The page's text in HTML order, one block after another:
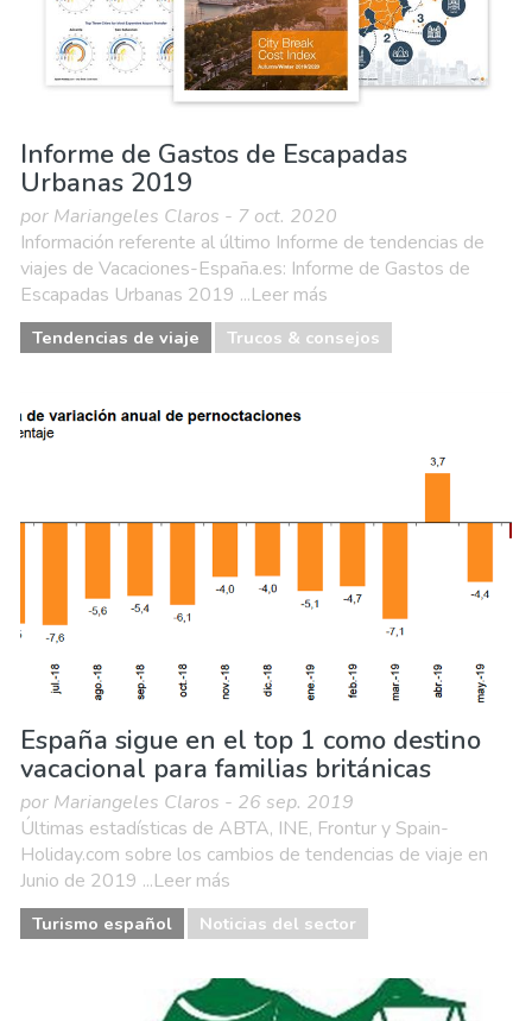
Informe de Gastos de Escapadas
Urbanas 2019
por Mariangeles Claros - 7 oct. 2020
Información referente al último Informe de tendencias de
viajes de Vacaciones-España.es: Informe de Gastos de
Escapadas Urbanas 2019 ...Leer más
Tendencias de viaje Trucos & consejos
España sigue en el top 1 como destino
vacacional para familias británicas
por Mariangeles Claros - 26 sep. 2019
Últimas estadísticas de ABTA, INE, Frontur y Spain-
Holiday.com sobre los cambios de tendencias de viaje en
Junio de 2019 ...Leer más
Turismo español Noticias del sector